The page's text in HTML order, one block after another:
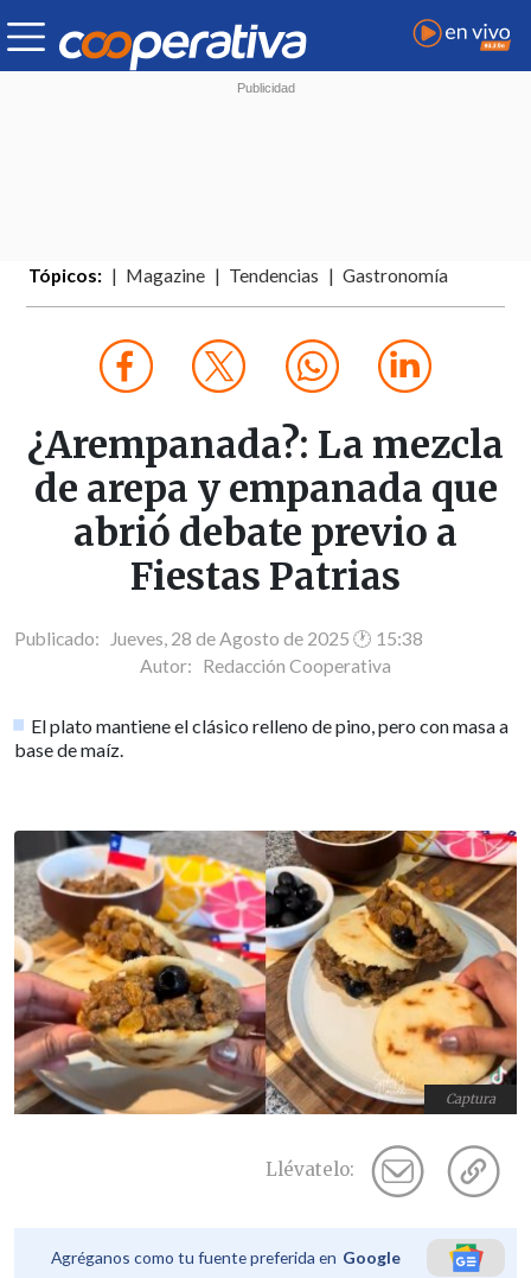
Tópicos: Magazine Tendencias Gastronomía
¿Arempanada?: La mezcla
de arepa y empanada que
abrió debate previo a
Fiestas Patrias
Publicado: Jueves, 28 de Agosto de 2025 🕐 15:38
Autor: Redacción Cooperativa
El plato mantiene el clásico relleno de pino, pero con masa a
base de maíz.
Captura
Llévatelo:
Agréganos como tu fuente preferida en Google